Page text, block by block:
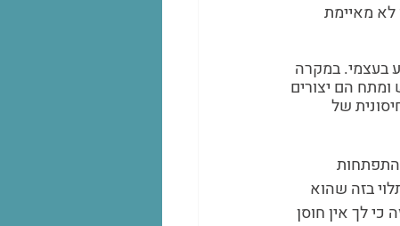
לא מאיימת
בעצמי. במקרה
הם יצורים
של
התפתחות
בזה שהוא
כי לך אין חוסן